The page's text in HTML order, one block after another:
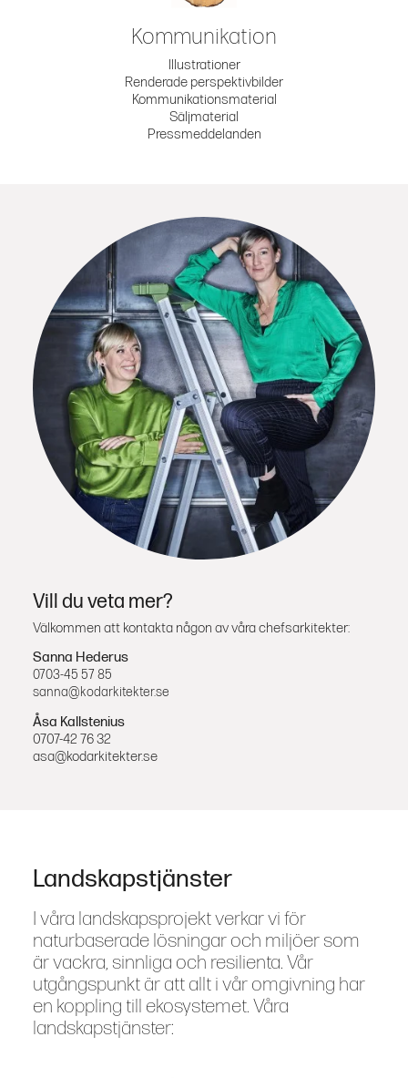
Kommunikation
Illustrationer
Renderade perspektivbilder
Kommunikationsmaterial
Säljmaterial
Pressmeddelanden
Vill du veta mer?
Välkommen att kontakta någon av våra chefsarkitekter:
Sanna Hederus
0703-45 57 85
sanna@kodarkitekter.se
Åsa Kallstenius
0707-42 76 32
asa@kodarkitekter.se
Landskapstjänster
I våra landskapsprojekt verkar vi för
naturbaserade lösningar och miljöer som
är vackra, sinnliga och resilienta. Vår
utgångspunkt är att allt i vår omgivning har
en koppling till ekosystemet. Våra
landskapstjänster: